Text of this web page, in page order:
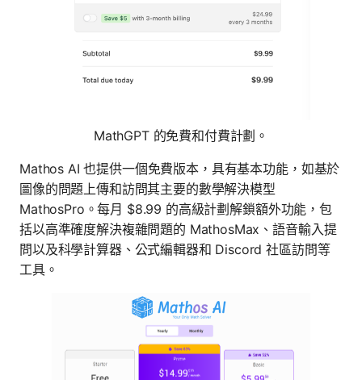
MathGPT 的免費和付費計劃。
Mathos AI 也提供一個免費版本，具有基本功能，如基於
圖像的問題上傳和訪問其主要的數學解決模型
MathosPro。每月 $8.99 的高級計劃解鎖額外功能，包
括以高準確度解決複雜問題的 MathosMax、語音輸入提
問以及科學計算器、公式編輯器和 Discord 社區訪問等
工具。